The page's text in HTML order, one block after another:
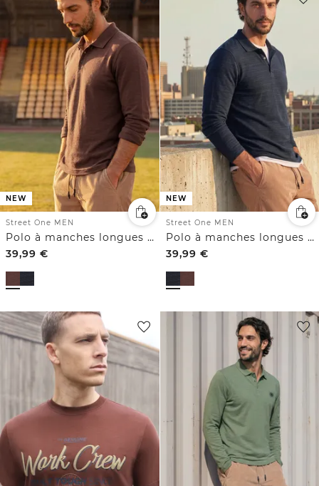
NEW
Street One MEN
Polo à manches longues en coton
39,99 €
NEW
Street One MEN
Polo à manches longues en coton
39,99 €